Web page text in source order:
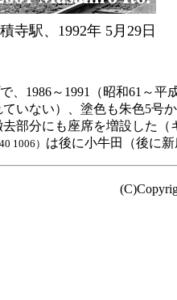
駅、1992年 5月29日
1986～1991（昭和61～平
いない）、塗色も朱色5号
部分にも座席を増設した（
1006） は後に小牛田（後に